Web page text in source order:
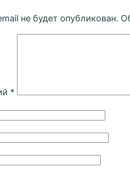
не будет опубликован.
*